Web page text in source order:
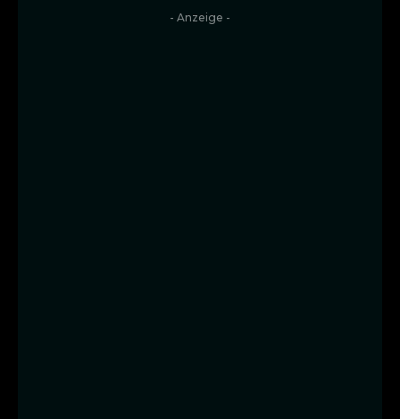
- Anzeige -